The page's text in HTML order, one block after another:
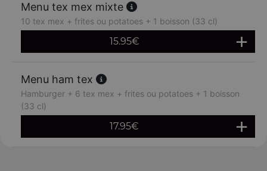
Menu tex mex mixte
10 tex mex + frites ou potatoes + 1 boisson (33 cl)
15.95€
Menu ham tex
Hamburger + 6 tex mex + frites ou potatoes + 1 boisson
(33 cl)
17.95€